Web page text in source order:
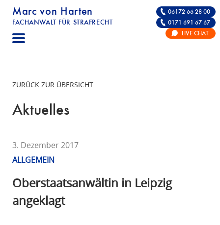
Marc von Harten
FACHANWALT FÜR STRAFRECHT
STRAFRECHT | RECHTSANWALT FÜR DIE
06172 66 28 00
0171 691 67 67
LIVE CHAT
ZURÜCK ZUR ÜBERSICHT
Aktuelles
3. Dezember 2017
ALLGEMEIN
Oberstaatsanwältin in Leipzig
angeklagt